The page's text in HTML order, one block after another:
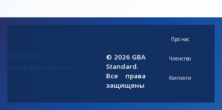
© 2026 GBA
Standard.
Все права
защищены
Про нас
Членство
Контакти